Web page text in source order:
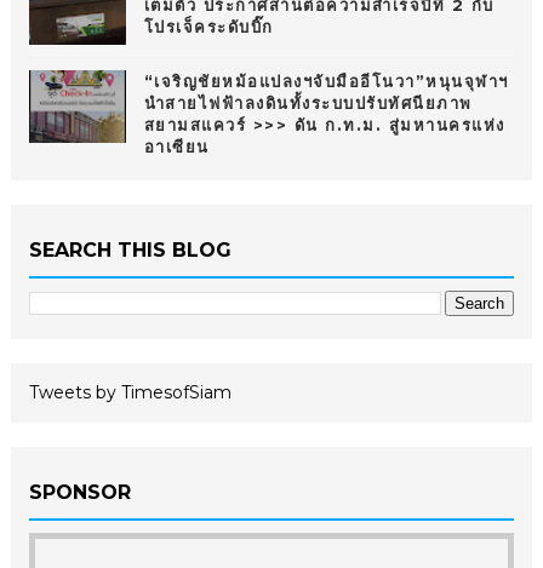
เต็มตัว ประกาศสานต่อความสำเร็จปีที่ 2 กับ
โปรเจ็คระดับบิ๊ก
“เจริญชัยหม้อแปลงฯจับมืออีโนวา”หนุนจุฬาฯ
นำสายไฟฟ้าลงดินทั้งระบบปรับทัศนียภาพ
สยามสแควร์ >>> ดัน ก.ท.ม. สู่มหานครแห่ง
อาเซียน
SEARCH THIS BLOG
Tweets by TimesofSiam
SPONSOR